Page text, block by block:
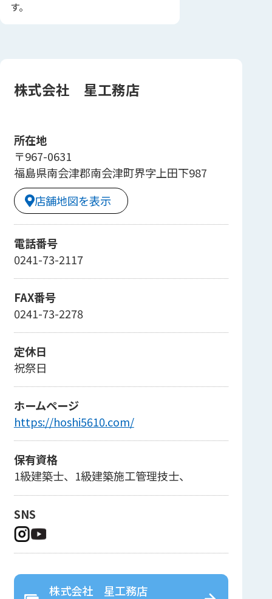
す。
株式会社 星工務店
所在地
〒967-0631
福島県南会津郡南会津町界字上田下987
店舗地図を表示
電話番号
0241-73-2117
FAX番号
0241-73-2278
定休日
祝祭日
ホームページ
https://hoshi5610.com/
保有資格
1級建築士、1級建築施工管理技士、
SNS
株式会社 星工務店